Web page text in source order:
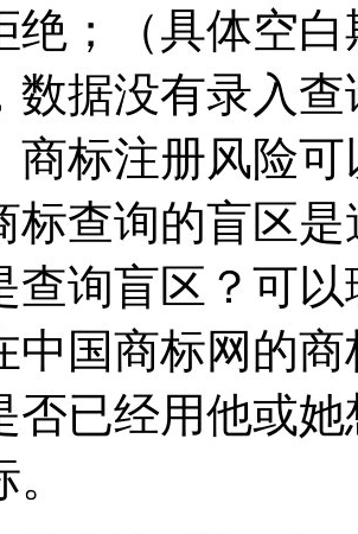
绝；（具体空
数据没有录入
商标注册风险
标查询的盲区
查询盲区？可
中国商标网的
否已经用他或